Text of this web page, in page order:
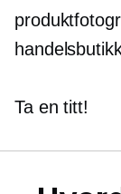
Ta en titt!